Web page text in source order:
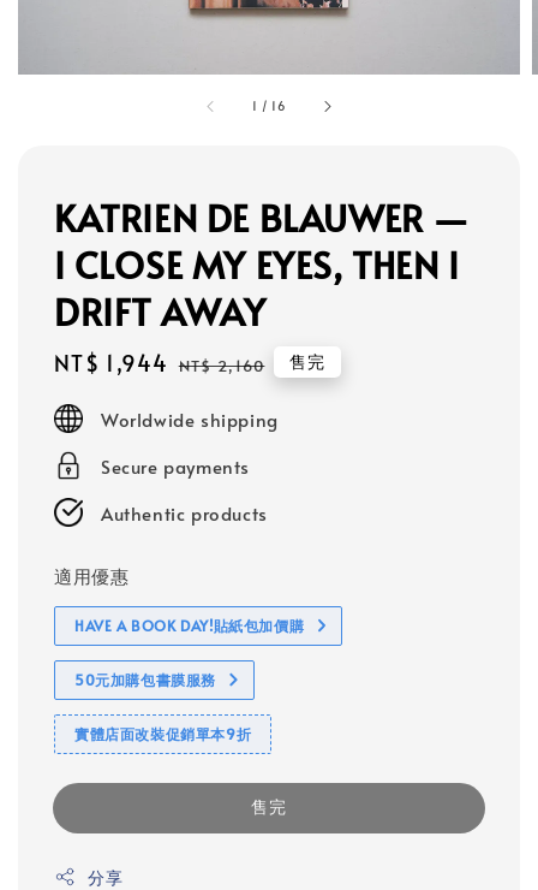
1 / 16
KATRIEN DE BLAUWER —
I CLOSE MY EYES, THEN I
DRIFT AWAY
Sale
NT$ 1,944 Regular
NT$ 2,160 售完
Worldwide shipping
Secure payments
Authentic products
適用優惠
HAVE A BOOK DAY!貼紙包加價購
50元加購包書膜服務
實體店面改裝促銷單本9折
售完
分享